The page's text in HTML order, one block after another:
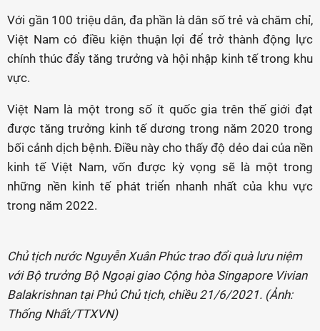
Với gần 100 triệu dân, đa phần là dân số trẻ và chăm chỉ,
Việt Nam có điều kiện thuận lợi để trở thành động lực
chính thúc đẩy tăng trưởng và hội nhập kinh tế trong khu
vực.
Việt Nam là một trong số ít quốc gia trên thế giới đạt
được tăng trưởng kinh tế dương trong năm 2020 trong
bối cảnh dịch bệnh. Điều này cho thấy độ dẻo dai của nền
kinh tế Việt Nam, vốn được kỳ vọng sẽ là một trong
những nền kinh tế phát triển nhanh nhất của khu vực
trong năm 2022.
Chủ tịch nước Nguyễn Xuân Phúc trao đổi quà lưu niệm
với Bộ trưởng Bộ Ngoại giao Cộng hòa Singapore Vivian
Balakrishnan tại Phủ Chủ tịch, chiều 21/6/2021. (Ảnh:
Thống Nhất/TTXVN)